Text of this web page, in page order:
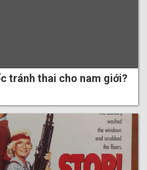
tránh thai cho nam giới?